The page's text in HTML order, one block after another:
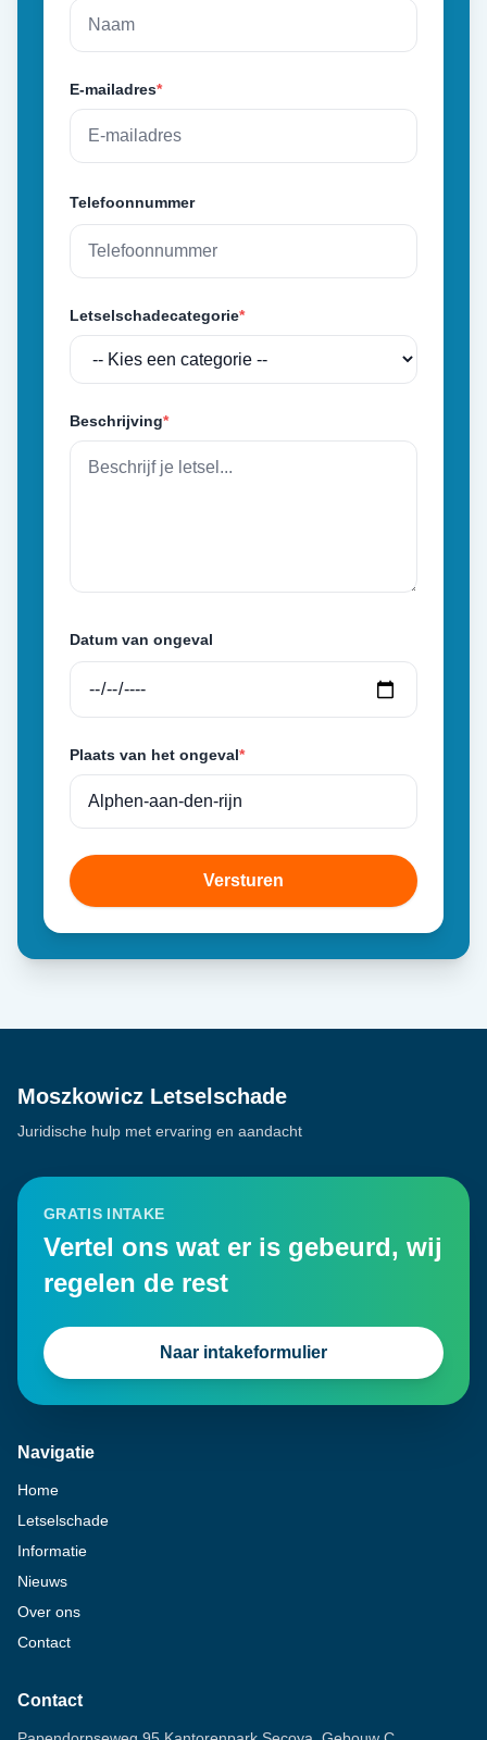
E-mailadres*
Telefoonnummer
Letselschadecategorie*
Beschrijving*
Datum van ongeval
Plaats van het ongeval*
Versturen
Moszkowicz Letselschade
Juridische hulp met ervaring en aandacht
GRATIS INTAKE
Vertel ons wat er is gebeurd, wij
regelen de rest
Naar intakeformulier
Navigatie
Home
Letselschade
Informatie
Nieuws
Over ons
Contact
Contact